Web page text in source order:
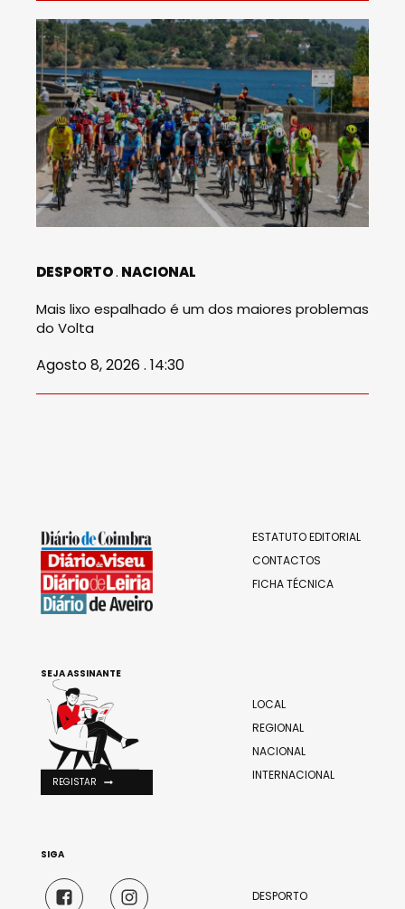
DESPORTO NACIONAL
Mais lixo espalhado é um dos maiores problemas
do Volta
Agosto 8, 2026 . 14:30
ESTATUTO EDITORIAL
CONTACTOS
FICHA TÉCNICA
LOCAL
REGIONAL
NACIONAL
INTERNACIONAL
DESPORTO
SEJA ASSINANTE
REGISTAR
SIGA